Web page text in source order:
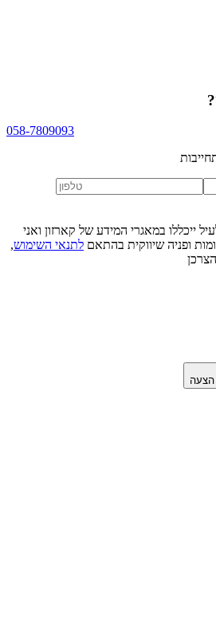
?
058-7809093
ייכללו במאגרי המידע של קארזון ואני
ופניה שיווקית בהתאם לתנאי השימוש,
הצעה